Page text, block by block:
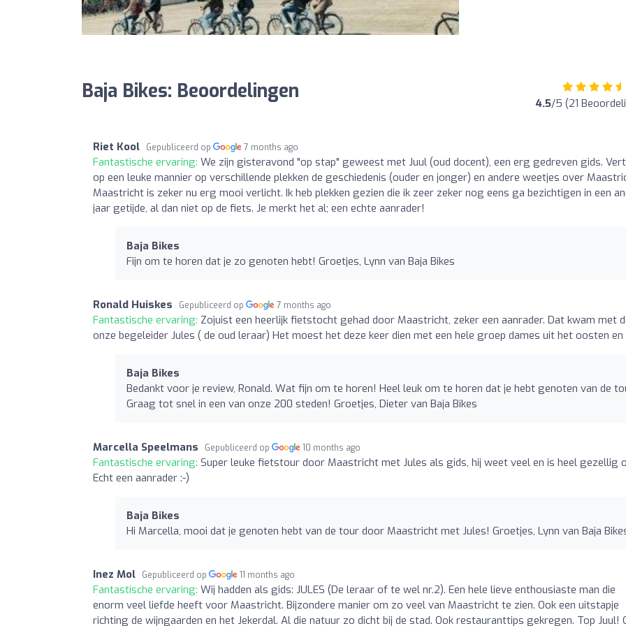
Baja Bikes: Beoordelingen 4.5/5 (21
Riet Kool Gepubliceerd op 7 months ago
Fantastische ervaring: We zijn gisteravond "op stap" geweest met Juul (oud docent), een erg gedreven gids.
op een leuke mannier op verschillende plekken de geschiedenis (ouder en jonger) en andere weetjes over
Maastricht is zeker nu erg mooi verlicht. Ik heb plekken gezien die ik zeer zeker nog eens ga bezichtigen in een
jaar getijde, al dan niet op de fiets. Je merkt het al; een echte aanrader!
Baja Bikes
Fijn om te horen dat je zo genoten hebt! Groetjes, Lynn van Baja Bikes
Ronald Huiskes Gepubliceerd op 7 months ago
Fantastische ervaring: Zojuist een heerlijk fietstocht gehad door Maastricht, zeker een aanrader. Dat kwam met
onze begeleider Jules ( de oud leraar) Het moest het deze keer dien met een hele groep dames uit het oosten en
Baja Bikes
Bedankt voor je review, Ronald. Wat fijn om te horen! Heel leuk om te horen dat je hebt genoten van de
Graag tot snel in een van onze 200 steden! Groetjes, Dieter van Baja Bikes
Marcella Speelmans Gepubliceerd op 10 months ago
Fantastische ervaring: Super leuke fietstour door Maastricht met Jules als gids, hij weet veel en is heel gezellig
Echt een aanrader :-)
Baja Bikes
Hi Marcella, mooi dat je genoten hebt van de tour door Maastricht met Jules! Groetjes, Lynn van Baja
Inez Mol Gepubliceerd op 11 months ago
Fantastische ervaring: Wij hadden als gids: JULES (De leraar of te wel nr.2). Een hele lieve enthousiaste man die
enorm veel liefde heeft voor Maastricht. Bijzondere manier om zo veel van Maastricht te zien. Ook een uitstapje
richting de wijngaarden en het Jekerdal. Al die natuur zo dicht bij de stad. Ook restauranttips gekregen. Top Juul!